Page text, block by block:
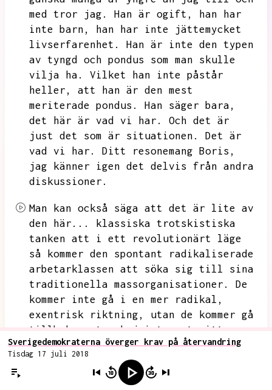
med tror jag.
Han är ogift,
han har
inte barn,
han har inte jättemycket
livserfarenhet.
Han är inte den typen
av tyngd och pondus som man skulle
vilja ha.
Vilket han inte påstår
heller,
att han är den mest
meriterade pondus.
Han säger bara,
det här är vad vi har.
Och det är
just det som är situationen.
Det är
vad vi har.
Ditt resonemang Boris,
jag känner igen det delvis från andra
diskussioner.
Man kan också säga att det är lite av
den här...
klassiska trotskistiska
tanken att i ett revolutionärt läge
så kommer den spontant radikaliserade
arbetarklassen att söka sig till sina
traditionella massorganisationer.
De
kommer inte gå i en mer radikal,
exentrisk riktning,
utan de kommer gå
tillbaka mot,
okej inte mot mitten,
men de kommer gå tillbaka mot det som
de kan,
det som är invant.
Och det kanske blir så,
Sverigedemokraterna överger krav på återvandring
Tisdag 17 juli 2018